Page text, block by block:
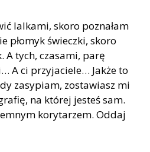
lalkami, skoro poznałam
płomyk świeczki, skoro
A tych, czasami, parę
A ci przyjaciele… Jakże to
zasypiam, zostawiasz mi
na której jesteś sam.
korytarzem. Oddaj